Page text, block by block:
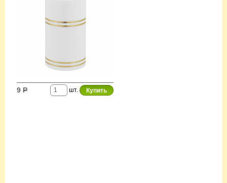
шт.
9 Р